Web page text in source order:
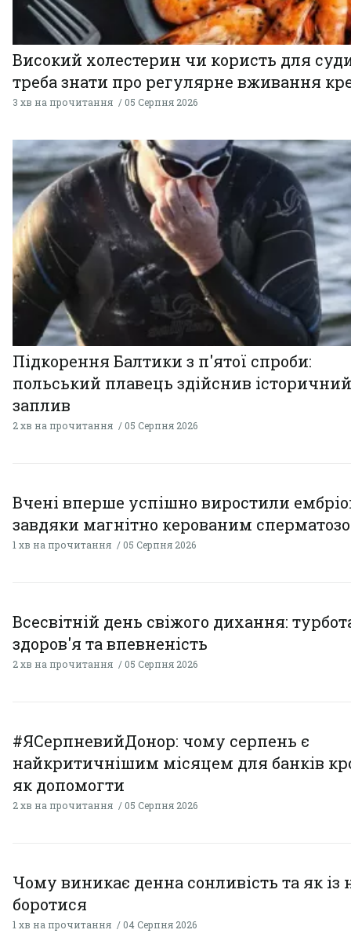
Високий холестерин чи користь для
треба знати про регулярне вживання
3 хв на прочитання 05 Серпня 2026
Підкорення Балтики з п'ятої спроби:
польський плавець здійснив історичний
заплив
2 хв на прочитання 05 Серпня 2026
Вчені вперше успішно виростили
завдяки магнітно керованим
1 хв на прочитання 05 Серпня 2026
Всесвітній день свіжого дихання:
здоров'я та впевненість
2 хв на прочитання 05 Серпня 2026
#ЯСерпневийДонор: чому серпень є
найкритичнішим місяцем для банків
як допомогти
2 хв на прочитання 05 Серпня 2026
Чому виникає денна сонливість та як із
боротися
1 хв на прочитання 04 Серпня 2026